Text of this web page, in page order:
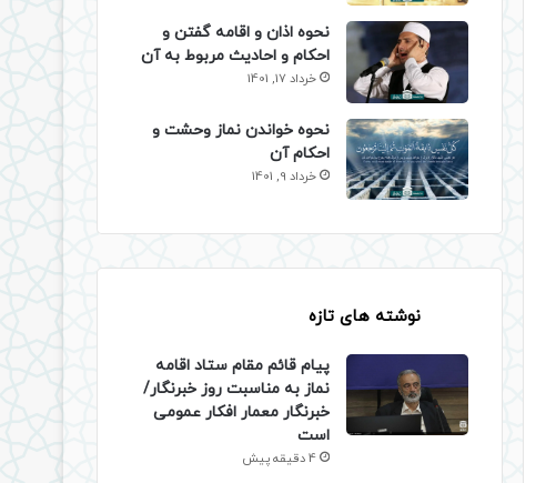
نحوه اذان و اقامه گفتن و
احکام و احادیث مربوط به آن
خرداد 17, 1401
نحوه خواندن نماز وحشت و
احکام آن
خرداد 9, 1401
نوشته های تازه
پیام قائم مقام ستاد اقامه
نماز به مناسبت روز خبرنگار/
خبرنگار معمار افکار عمومی
است
4 دقیقه پیش